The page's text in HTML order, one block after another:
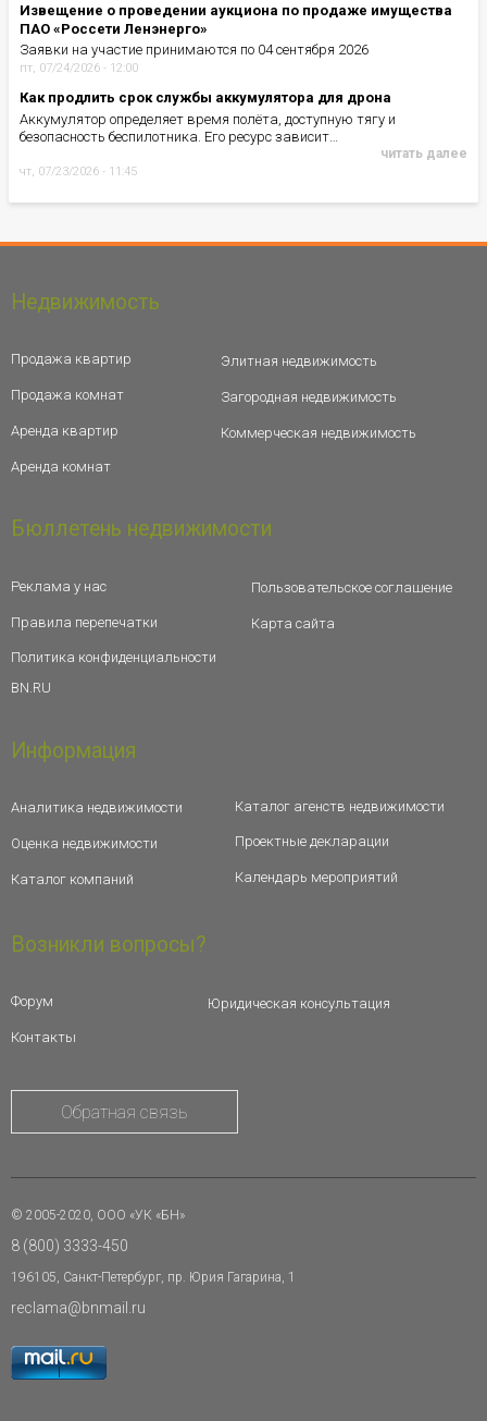
Извещение о проведении аукциона по продаже имущества
ПАО «Россети Ленэнерго»
Заявки на участие принимаются по 04 сентября 2026
пт, 07/24/2026 - 12:00
Как продлить срок службы аккумулятора для дрона
Аккумулятор определяет время полёта, доступную тягу и
безопасность беспилотника. Его ресурс зависит…
читать далее
чт, 07/23/2026 - 11:45
Недвижимость
Продажа квартир
Продажа комнат
Аренда квартир
Аренда комнат
Элитная недвижимость
Загородная недвижимость
Коммерческая недвижимость
Бюллетень недвижимости
Реклама у нас
Правила перепечатки
Политика конфиденциальности
BN.RU
Пользовательское соглашение
Карта сайта
Информация
Аналитика недвижимости
Оценка недвижимости
Каталог компаний
Каталог агенств недвижимости
Проектные декларации
Календарь мероприятий
Возникли вопросы?
Форум
Контакты
Юридическая консультация
Обратная связь
© 2005-2020, ООО «УК «БН»
8 (800) 3333-450
196105, Санкт-Петербург, пр. Юрия Гагарина, 1
reclama@bnmail.ru